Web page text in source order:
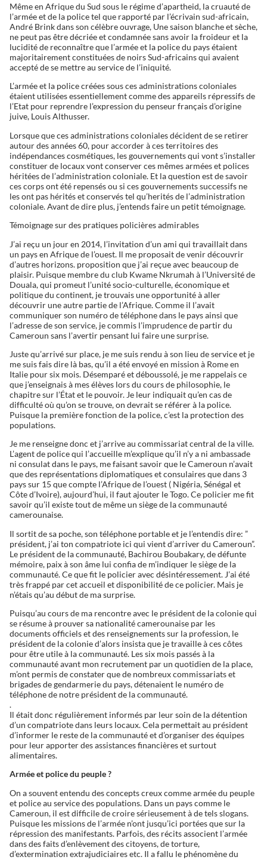
Même en Afrique du Sud sous le régime d’apartheid, la cruauté de
l’armée et de la police tel que rapporté par l’écrivain sud-africain,
André Brink dans son célèbre ouvrage, Une saison blanche et sèche,
ne peut pas être décriée et condamnée sans avoir la froideur et la
lucidité de reconnaître que l’armée et la police du pays étaient
majoritairement constituées de noirs Sud-africains qui avaient
accepté de se mettre au service de l’iniquité.
L’armée et la police créées sous ces administrations coloniales
étaient utilisées essentiellement comme des appareils répressifs de
l’Etat pour reprendre l’expression du penseur français d’origine
juive, Louis Althusser.
Lorsque que ces administrations coloniales décident de se retirer
autour des années 60, pour accorder à ces territoires des
indépendances cosmétiques, les gouvernements qui vont s’installer
constituer de locaux vont conserver ces mêmes armées et polices
héritées de l’administration coloniale. Et la question est de savoir
ces corps ont été repensés ou si ces gouvernements successifs ne
les ont pas hérités et conservés tel qu’herités de l’administration
coloniale. Avant de dire plus, j’entends faire un petit témoignage.
Témoignage sur des pratiques policières admirables
J’ai reçu un jour en 2014, l’invitation d’un ami qui travaillait dans
un pays en Afrique de l’ouest. Il me proposait de venir découvrir
d’autres horizons. proposition que j’ai reçue avec beaucoup de
plaisir. Puisque membre du club Kwame Nkrumah à l’Université de
Douala, qui promeut l’unité socio-culturelle, économique et
politique du continent, je trouvais une opportunité à aller
découvrir une autre partie de l’Afrique. Comme il l’avait
communiquer son numéro de téléphone dans le pays ainsi que
l’adresse de son service, je commis l’imprudence de partir du
Cameroun sans l’avertir pensant lui faire une surprise.
Juste qu’arrivé sur place, je me suis rendu à son lieu de service et je
me suis fais dire là bas, qu’il a été envoyé en mission à Rome en
Italie pour six mois. Désemparé et déboussolé, je me rappelais ce
que j’enseignais à mes élèves lors du cours de philosophie, le
chapitre sur l’État et le pouvoir. Je leur indiquait qu’en cas de
difficulté où qu’on se trouve, on devrait se référer à la police.
Puisque la première fonction de la police, c’est la protection des
populations.
Je me renseigne donc et j’arrive au commissariat central de la ville.
L’agent de police qui l’accueille m’explique qu’il n’y a ni ambassade
ni consulat dans le pays, me faisant savoir que le Cameroun n’avait
que des représentations diplomatiques et consulaires que dans 3
pays sur 15 que compte l’Afrique de l’ouest ( Nigéria, Sénégal et
Côte d’Ivoire), aujourd’hui, il faut ajouter le Togo. Ce policier me fit
savoir qu’il existe tout de même un siège de la communauté
camerounaise.
Il sortit de sa poche, son téléphone portable et je l’entendis dire: ”
président, j’ai ton compatriote ici qui vient d’arriver du Cameroun”.
Le président de la communauté, Bachirou Boubakary, de défunte
mémoire, paix à son âme lui confia de m’indiquer le siège de la
communauté. Ce que fit le policier avec désintéressement. J’ai été
très frappé par cet accueil et disponibilité de ce policier. Mais je
n’étais qu’au début de ma surprise.
Puisqu’au cours de ma rencontre avec le président de la colonie qui
se résume à prouver sa nationalité camerounaise par les
documents officiels et des renseignements sur la profession, le
président de la colonie d’alors insista que je travaille à ces côtes
pour être utile à la communauté. Les six mois passés à la
communauté avant mon recrutement par un quotidien de la place,
m’ont permis de constater que de nombreux commissariats et
brigades de gendarmerie du pays, détenaient le numéro de
téléphone de notre président de la communauté.
.
Il était donc régulièrement informés par leur soin de la détention
d’un compatriote dans leurs locaux. Cela permettait au président
d’informer le reste de la communauté et d’organiser des équipes
pour leur apporter des assistances financières et surtout
alimentaires.
Armée et police du peuple ?
On a souvent entendu des concepts creux comme armée du peuple
et police au service des populations. Dans un pays comme le
Cameroun, il est difficile de croire sérieusement à de tels slogans.
Puisque les missions de l’armée n’ont jusqu’ici portées que sur la
répression des manifestants. Parfois, des récits associent l’armée
dans des faits d’enlèvement des citoyens, de torture,
d’extermination extrajudiciaires etc. Il a fallu le phénomène du